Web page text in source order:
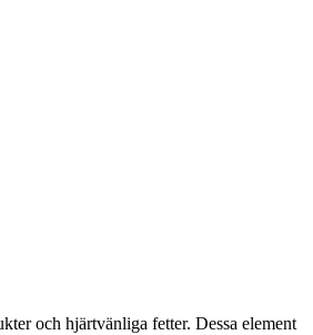
och hjärtvänliga fetter. Dessa element